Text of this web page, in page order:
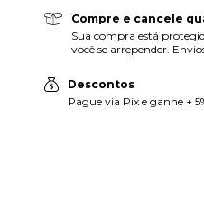
Compre e cancele
Sua compra está
você se arrepender.
Descontos
Pague via Pix e ganhe +